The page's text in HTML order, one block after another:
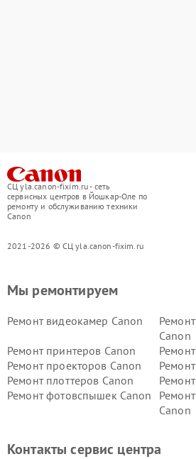
СЦ yla.canon-fixim.ru - сеть
сервисных центров в Йошкар-Оле по
ремонту и обслуживанию техники
Canon
2021-2026 © СЦ yla.canon-fixim.ru
Мы ремонтируем
Ремонт видеокамер Canon
Canon
Ремонт принтеров Canon
Ремонт проекторов Canon
Ремонт плоттеров Canon
Ремонт фотовспышек Canon
Canon
Контакты сервис центра